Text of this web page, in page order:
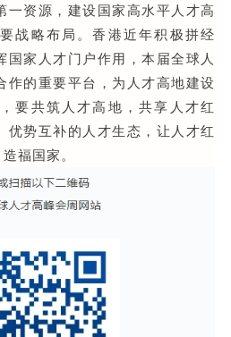
一资源，建设国家高水平人才高
战略布局。香港近年积极拼经
国家人才门户作用，本届全球人
作的重要平台，为人才高地建设
要共筑人才高地，共享人才红
优势互补的人才生态，让人才红
福国家。